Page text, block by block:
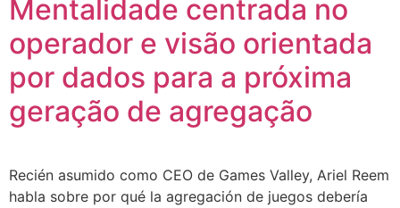
Mentalidade centrada no
operador e visão orientada
por dados para a próxima
geração de agregação
Recién asumido como CEO de Games Valley, Ariel Reem
habla sobre por qué la agregación de juegos debería